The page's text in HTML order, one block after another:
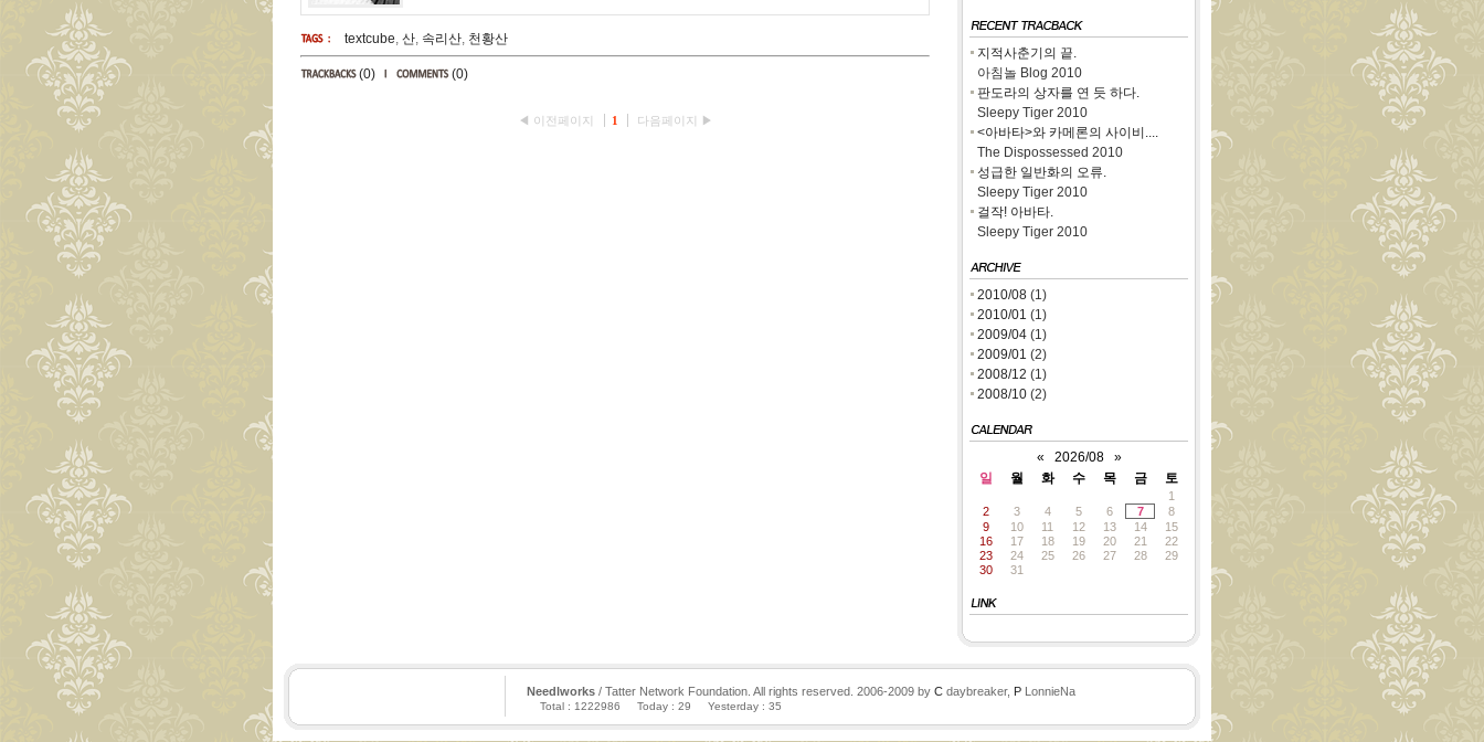
textcube, 산, 속리산, 천황산
(0) (0)
◀ 이전페이지 1 다음페이지 ▶
지적사춘기의 끝.
아침놀 Blog 2010
판도라의 상자를 연 듯 하다.
Sleepy Tiger 2010
<아바타>와 카메론의 사이비....
The Dispossessed 2010
성급한 일반화의 오류.
Sleepy Tiger 2010
걸작! 아바타.
Sleepy Tiger 2010
2010/08 (1)
2010/01 (1)
2009/04 (1)
2009/01 (2)
2008/12 (1)
2008/10 (2)
« 2026/08
»
일
월 화 수 목 금 토
1
2
3 4 5 6 7
8
9
10 11 12 13 14
15
16
17 18 19 20 21
22
23
24 25 26 27 28
29
30
31
Needlworks / Tatter Network Foundation. All rights reserved. 2006-2009 by C daybreaker, P LonnieNa
Total : 1222986 Today : 29 Yesterday : 35